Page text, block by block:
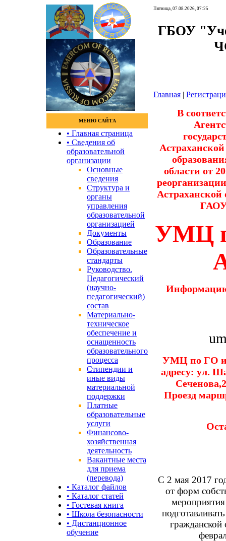
МЕНЮ САЙТА
• Главная страница
• Сведения об
образовательной
организации
Основные
сведения
Структура и
органы
управления
образовательной
организацией
Документы
Образование
Образовательные
стандарты
Руководство.
Педагогический
(научно-
педагогический)
состав
Материально-
техническое
обеспечение и
оснащенность
образовательного
процесса
Стипендии и
иные виды
материальной
поддержки
Платные
образовательные
услуги
Финансово-
хозяйственная
деятельность
Вакантные места
для приема
(перевода)
• Каталог файлов
• Каталог статей
• Гостевая книга
• Школа безопасности
• Дистанционное
обучение
Пятница, 07.08.2026, 07:25
ГБОУ
Главная |
В
области от
Астраханской
УМЦ
УМЦ по ГО и
адресу: ул.
Проезд
С 2 мая 2017
от форм
гражданской